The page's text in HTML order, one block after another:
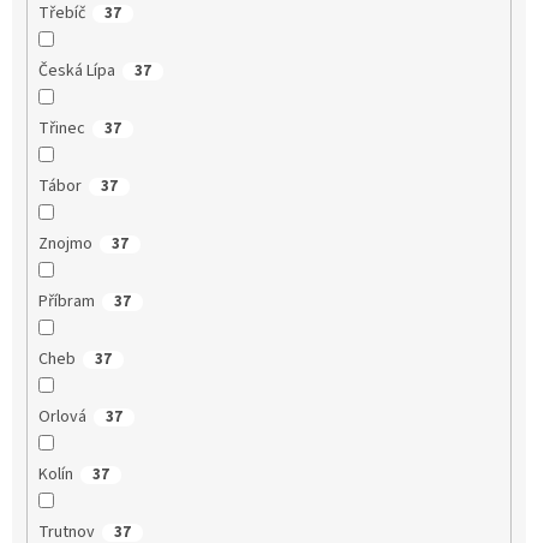
Třebíč 37
Česká Lípa 37
Třinec 37
Tábor 37
Znojmo 37
Příbram 37
Cheb 37
Orlová 37
Kolín 37
Trutnov 37